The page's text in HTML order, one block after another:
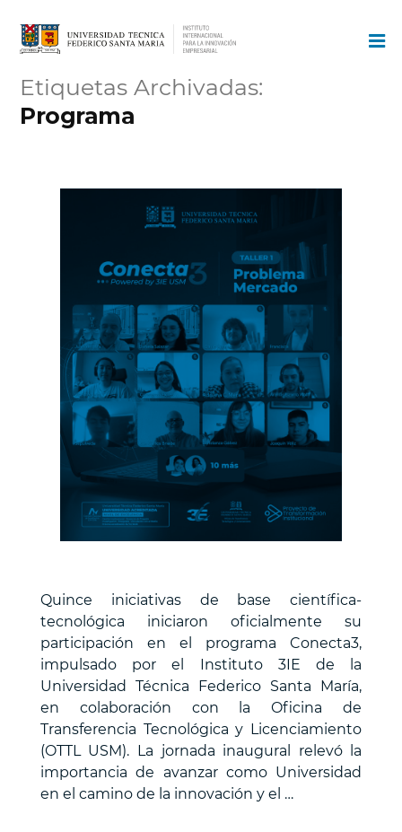
contenido
Etiquetas Archivadas:
Programa
Quince iniciativas de base científica-
tecnológica iniciaron oficialmente su
participación en el programa Conecta3,
impulsado por el Instituto 3IE de la
Universidad Técnica Federico Santa María,
en colaboración con la Oficina de
Transferencia Tecnológica y Licenciamiento
(OTTL USM). La jornada inaugural relevó la
importancia de avanzar como Universidad
en el camino de la innovación y el …